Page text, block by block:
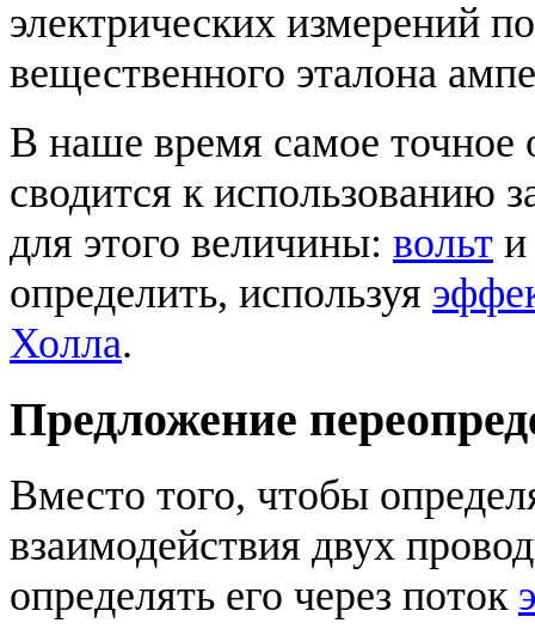
электрических измерений
вещественного эталона
В наше время самое точное
сводится к использованию
для этого величины: вольт
определить, используя
Холла.
Предложение
Вместо того, чтобы
взаимодействия двух
определять его через поток